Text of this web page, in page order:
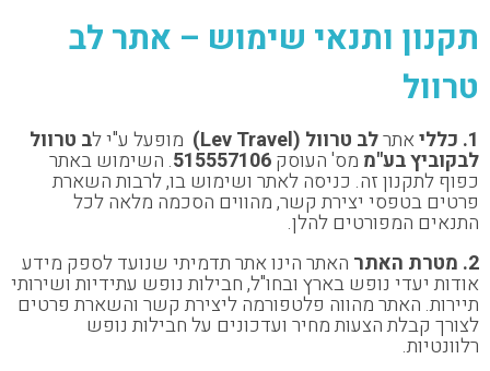
תקנון ותנאי שימוש – אתר לב
טרוול
1. כללי אתרלב טרוול (Lev Travel) מופעל ע"י לב טרוול
לבקוביץ בע"מ מס' העוסק . השימוש באתר
כפוף לתקנון זה. כניסה לאתר ושימוש בו, לרבות השארת
פרטים בטפסי יצירת קשר, מהווים הסכמה מלאה לכל
התנאים המפורטים להלן.
2. מטרת האתר
האתר הינו אתר תדמיתי שנועד לספק מידע
אודות יעדי נופש בארץ ובחו"ל, חבילות נופש עתידיות ושירותי
תיירות. האתר מהווה פלטפורמה ליצירת קשר והשארת פרטים
לצורך קבלת הצעות מחיר ועדכונים על חבילות נופש
רלוונטיות.